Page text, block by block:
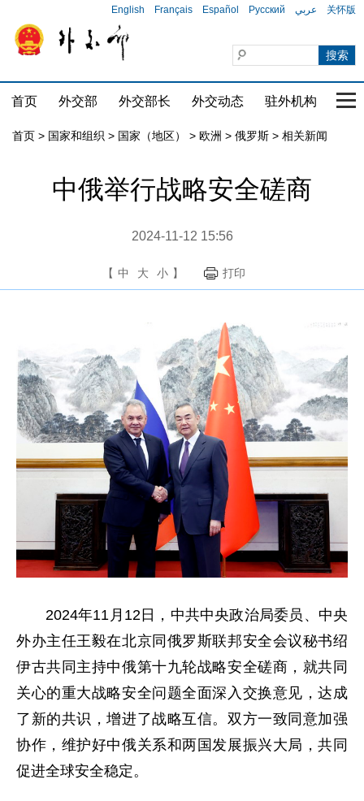
English Français Español Русский عربي 关怀版
首页 外交部 外交部长 外交动态 驻外机构 国
首页 > 国家和组织 > 国家（地区） > 欧洲 > 俄罗斯 > 相关新闻
中俄举行战略安全磋商
2024-11-12 15:56
【 中 大 小 】 打印
2024年11月12日，中共中央政治局委员、中央
外办主任王毅在北京同俄罗斯联邦安全会议秘书绍
伊古共同主持中俄第十九轮战略安全磋商，就共同
关心的重大战略安全问题全面深入交换意见，达成
了新的共识，增进了战略互信。双方一致同意加强
协作，维护好中俄关系和两国发展振兴大局，共同
促进全球安全稳定。